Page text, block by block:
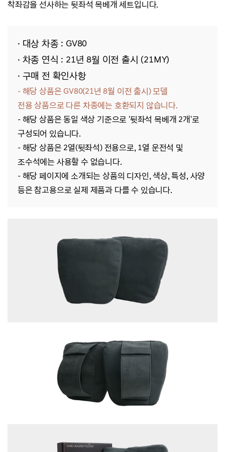
착좌감을 선사하는 뒷좌석 목베개 세트입니다.
· 대상 차종 : GV80
· 차종 연식 : 21년 8월 이전 출시 (21MY)
· 구매 전 확인사항
- 해당 상품은 GV80(21년 8월 이전 출시)모델
전용 상품으로 다른 차종에는 호환되지 않습니다.
- 해당 상품은 동일 색상 기준으로 '뒷좌석 목베개 2개'로
구성되어 있습니다.
- 해당 상품은 2열(뒷좌석) 전용으로, 1열 운전석 및
조수석에는 사용할 수 없습니다.
- 해당 페이지에 소개되는 상품의 디자인, 색상, 특성, 사양
등은 참고용으로 실제 제품과 다를 수 있습니다.